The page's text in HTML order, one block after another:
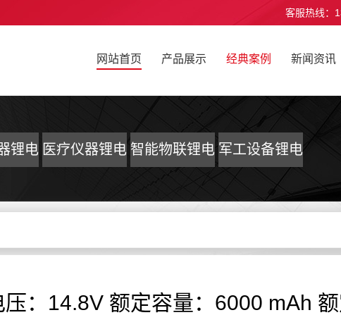
客服热线：
网站首页 产品展示 经典案例 新闻资讯
锂电 医疗仪器锂电 智能物联锂电 军工设备锂电
：14.8V 额定容量：6000 mAh 额